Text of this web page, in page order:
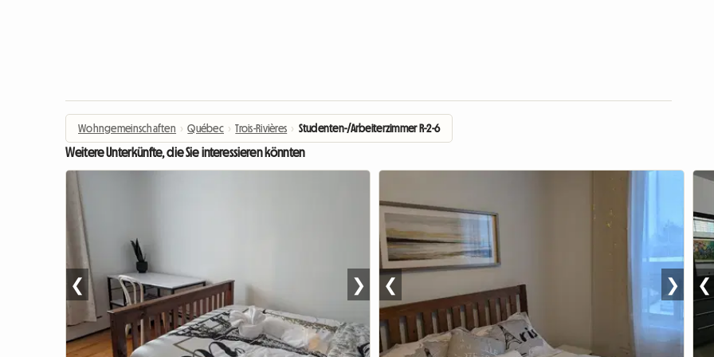
Wohngemeinschaften › Québec › Trois-Rivières › Studenten-/Arbeiterzimmer R-2-6
Weitere Unterkünfte, die Sie interessieren könnten
❮ ❯ ❮ ❯ ❮